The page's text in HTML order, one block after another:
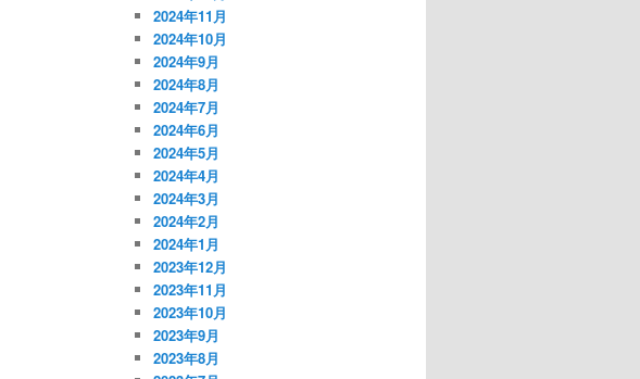
2024年11月
2024年10月
2024年9月
2024年8月
2024年7月
2024年6月
2024年5月
2024年4月
2024年3月
2024年2月
2024年1月
2023年12月
2023年11月
2023年10月
2023年9月
2023年8月